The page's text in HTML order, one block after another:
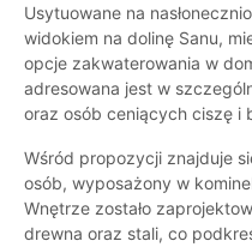
Usytuowane na
widokiem na dolinę Sanu,
opcje zakwaterowania w
adresowana jest w
oraz osób ceniących ciszę i
Wśród propozycji znajduje
osób, wyposażony w
Wnętrze zostało
drewna oraz stali, co